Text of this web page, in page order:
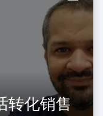
转化销售